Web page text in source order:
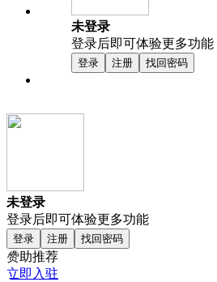
未登录
登录后即可体验更多功能
登录 注册 找回密码
未登录
登录后即可体验更多功能
登录 注册 找回密码
赞助推荐
立即入驻